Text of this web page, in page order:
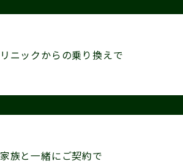
ニックからの乗り換えで
族と一緒にご契約で